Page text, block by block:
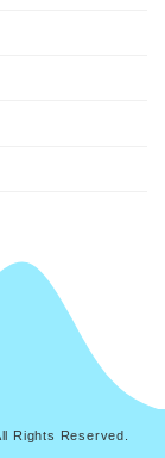
Rights Reserved.